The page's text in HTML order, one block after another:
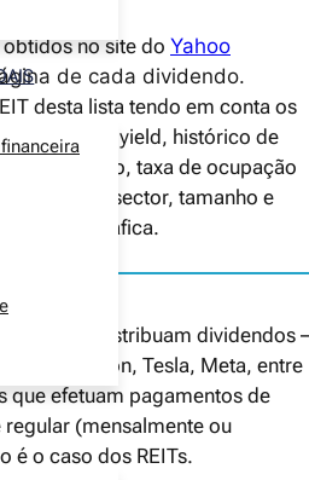
no site do Yahoo
de cada dividendo.
desta lista tendo em conta os
dividend yield, histórico de
taxa de ocupação
inquilinos, sector, tamanho e
geográfica.
distribuam dividendos
Amazon, Tesla, Meta, entre
que efetuam pagamentos de
(mensalmente ou
é o caso dos REITs.